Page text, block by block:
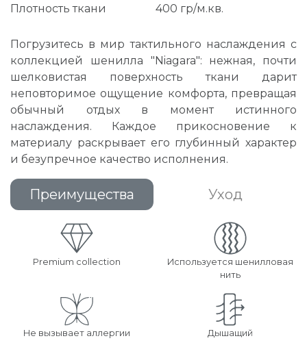
Плотность ткани 400 гр/м.кв.
Погрузитесь в мир тактильного наслаждения с
коллекцией шенилла "Niagara": нежная, почти
шелковистая поверхность ткани дарит
неповторимое ощущение комфорта, превращая
обычный отдых в момент истинного
наслаждения. Каждое прикосновение к
материалу раскрывает его глубинный характер
и безупречное качество исполнения.
Преимущества Уход
Premium collection
Используется шенилловая
нить
Не вызывает аллергии Дышащий